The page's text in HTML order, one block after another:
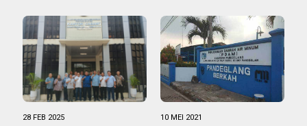
28 FEB 2025 10 MEI 2021